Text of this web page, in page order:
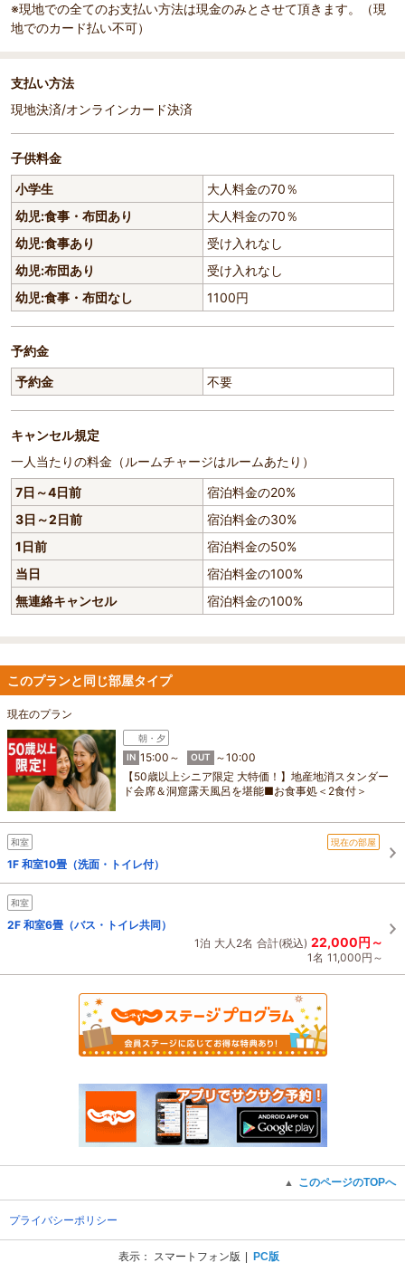
※現地での全てのお支払い方法は現金のみとさせて頂きます。（現
地でのカード払い不可）
支払い方法
現地決済/オンラインカード決済
子供料金
小学生
大人料金の70％
幼児:食事・布団あり
大人料金の70％
幼児:食事あり
受け入れなし
幼児:布団あり
受け入れなし
幼児:食事・布団なし
1100円
予約金
予約金
不要
キャンセル規定
一人当たりの料金（ルームチャージはルームあたり）
7日～4日前
宿泊料金の20%
3日～2日前
宿泊料金の30%
1日前
宿泊料金の50%
当日
宿泊料金の100%
無連絡キャンセル
宿泊料金の100%
このプランと同じ部屋タイプ
現在のプラン
朝・夕
IN 15:00～ OUT
～10:00
【50歳以上シニア限定 大特価！】地産地消スタンダー
ド会席＆洞窟露天風呂を堪能■お食事処＜2食付＞
和室 現在の部屋
1F 和室10畳（洗面・トイレ付）
和室
2F 和室6畳（バス・トイレ共同）
1泊 大人2名 合計(税込) 22,000円～
1名 11,000円～
▲ このページのTOPへ
プライバシーポリシー
表示： スマートフォン版 PC版